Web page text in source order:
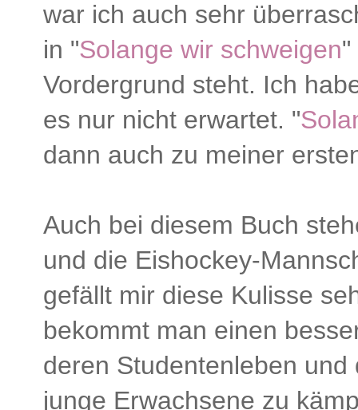
war ich auch sehr
in "Solange wir schweigen"
Vordergrund steht. Ich
es nur nicht erwartet. "
dann auch zu meiner
Auch bei diesem Buch
und die Eishockey-
gefällt mir diese Kulisse
bekommt man einen
deren Studentenleben
junge Erwachsene zu